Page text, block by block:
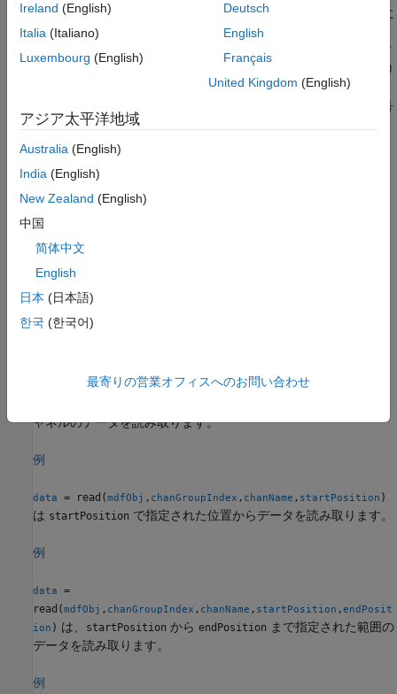
data = read(mdfObj は、MDF ファイル オブジェクト
に
よって識別される MDF ファイルからすべてのチャネルのすべて
のデータを読み取り、出力を
に割り当てます。ファイル デ
ータが 1 つのチャネル グループの場合、出力は timetable になり
ます。複数のチャネル グループは、timetable の cell 配列として
返されます。cell 配列のインデックスは、チャネル グループ番号
に対応します。
data= read(mdfObj,
chanList
例
ループ内のすべてのチャネルのデータを読み取ります。
ャネルのデータを読み取ります。
例
data = read(mdfObj , chanGroupIndex , chanName , startPosition )
は startPosition で指定された位置からデータを読み取ります。
例
data
=
read(mdfObj , chanGroupIndex , chanName , startPosition ,endPosit
ion ) は、 startPosition から endPosition まで指定された範囲の
データを読み取ります。
例
Ireland (English)
Italia (Italiano)
Luxembourg (English)
Deutsch
English
Français
United Kingdom (English)
アジア太平洋地域
Australia (English)
India (English)
New Zealand (English)
中国
简体中文
English
日本 (日本語)
한국 (한국어)
最寄りの営業オフィスへのお問い合わせ